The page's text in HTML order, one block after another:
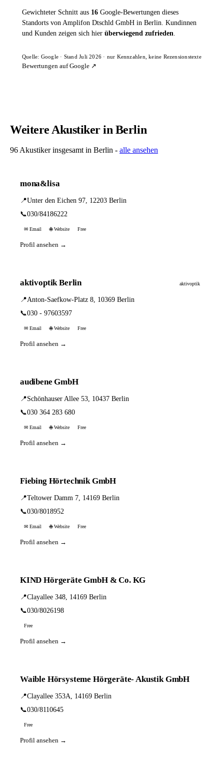
Gewichteter Schnitt aus 16 Google-Bewertungen dieses
Standorts von Amplifon Dtschld GmbH in Berlin. Kundinnen
und Kunden zeigen sich hier überwiegend zufrieden.
Quelle: Google · Stand Juli 2026 · nur Kennzahlen, keine Rezensionstexte
Bewertungen auf Google ↗
Weitere Akustiker in Berlin
96 Akustiker insgesamt in Berlin - alle ansehen
mona&lisa
📍Unter den Eichen 97, 12203 Berlin
📞030/84186222
✉ Email 🌐 Website Free
Profil ansehen →
aktivoptik Berlin aktivoptik
📍Anton-Saefkow-Platz 8, 10369 Berlin
📞030 - 97603597
✉ Email 🌐 Website Free
Profil ansehen →
audibene GmbH
📍Schönhauser Allee 53, 10437 Berlin
📞030 364 283 680
✉ Email 🌐 Website Free
Profil ansehen →
Fiebing Hörtechnik GmbH
📍Teltower Damm 7, 14169 Berlin
📞030/8018952
✉ Email 🌐 Website Free
Profil ansehen →
KIND Hörgeräte GmbH & Co. KG
📍Clayallee 348, 14169 Berlin
📞030/8026198
Free
Profil ansehen →
Waible Hörsysteme Hörgeräte- Akustik GmbH
📍Clayallee 353A, 14169 Berlin
📞030/8110645
Free
Profil ansehen →